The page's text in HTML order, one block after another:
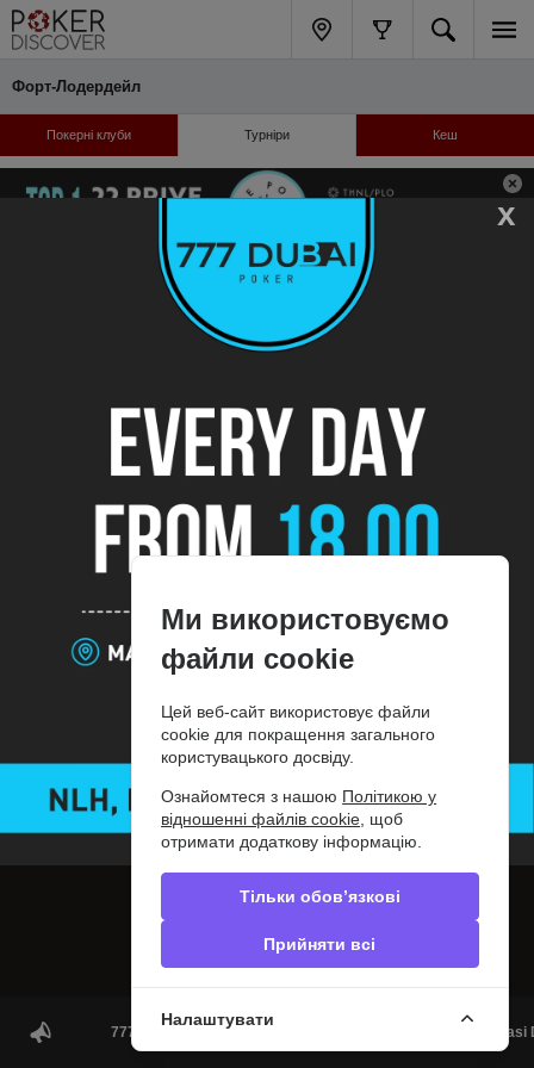
x
Форт-Лодердейл
Покерні клуби Турніри Кеш
Відібратися онлайн: бай-іни, готелі, логістика
Турніри не знайдені
FAQ
Контакти
Слідкуйте за нами
© 2012-2026 PokerDiscover.com. Всі права захищені.
PokerDiscover.com не є організатором ігор. Сайт призначений виключно для
інформаційних цілей. 18+
777 DUBAI POKER | Daily Poker games in the heart of
Ми використовуємо
файли cookie
Цей веб-сайт використовує файли
cookie для покращення загального
користувацького досвіду.
Ознайомтеся з нашою Політикою у
відношенні файлів cookie, щоб
отримати додаткову інформацію.
Тільки обов’язкові
Прийняти всі
Налаштувати